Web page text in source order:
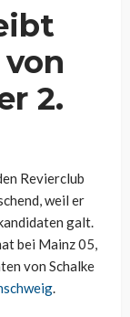
2.
Revierclub
weil er
galt.
bei Mainz 05,
von Schalke
.